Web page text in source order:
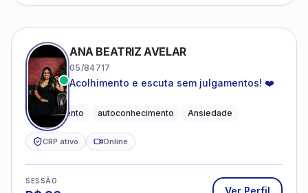
ANA BEATRIZ AVELAR
05/84717
Acolhimento e escuta sem julgamentos! ❤️
Acolhimento autoconhecimento Ansiedade
CRP ativo Online
SESSÃO
Ver Perfil